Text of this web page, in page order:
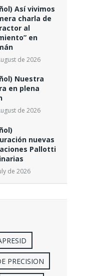
Así vivimos
charla de
al
en
de 2026
Nuestra
en plena
de 2026
nuevas
Pallotti
de 2026
PRECISION